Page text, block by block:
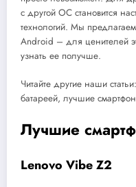
с другой ОС становится
технологий. Мы
Android – для ценителей
узнать ее получше.
Читайте другие наши
батареей, лучшие
Лучшие
Lenovo Vibe Z2